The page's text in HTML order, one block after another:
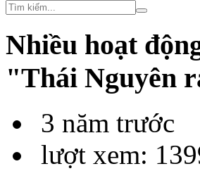
Nhiều hoạt
"Thái Nguyên
3 năm trước
lượt xem: